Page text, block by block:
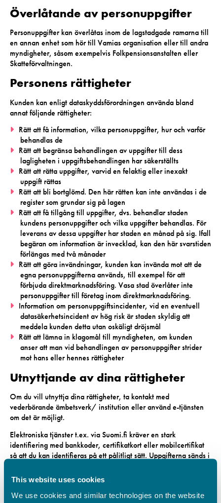
This website uses cookies
We use cookies and similar technologies on the website
Överlåtande av personuppgifter
Personuppgifter kan överlåtas inom de lagstadgade ramarna till
en annan enhet som hör till Vamias organisation eller till andra
myndigheter, såsom exempelvis Folkpensionsanstalten eller
Skatteförvaltningen.
Personens rättigheter
Kunden kan enligt dataskyddsförordningen använda bland
annat följande rättigheter:
Rätt att få information, vilka personuppgifter, hur och varför
behandlas de
Rätt att begränsa behandlingen av uppgifter till dess
lagligheten i uppgiftsbehandlingen har säkerställts
Rätt att rätta uppgifter, varvid en felaktig eller inexakt
uppgift rättas
Rätt att bli bortglömd. Den här rätten kan inte användas i de
register som grundar sig på lagen
Rätt att få tillgång till uppgifter, dvs. behandlar staden
kundens personuppgifter och vilka uppgifter behandlas. För
leverans av dessa uppgifter har staden en månad på sig. Ifall
begäran om information är invecklad, kan den här svarstiden
förlängas med två månader
Rätt att göra invändningar, kunden kan invända mot att de
egna personuppgifterna används, till exempel för att
förbjuda direktmarknadsföring. Vasa stad överlåter inte
personuppgifter till företag inom direktmarknadsföring.
Information om personuppgiftsincidenter, vid en eventuell
datasäkerhetsincident av hög risk är staden skyldig att
meddela kunden detta utan oskäligt dröjsmål
Rätt att lämna in klagomål till myndigheten, om kunden
anser att man vid behandlingen av personuppgifter strider
mot hans eller hennes rättigheter
Utnyttjande av dina rättigheter
Om du vill utnyttja dina rättigheter, ta kontakt med
vederbörande ämbetsverk/ institution eller använd e-tjänsten
om det är möjligt.
Elektroniska tjänster t.ex. via Suomi.fi kräver en stark
identifiering med bankkoder, certifikatkort eller mobilcertifikat
så att du kan identifieras på ett pålitligt sätt. Uppgifterna sänds i
samma person eller om de är ovanligt omfattande kan en skälig